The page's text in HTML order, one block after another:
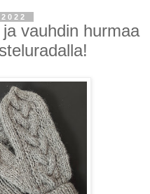
vauhdin hurmaa